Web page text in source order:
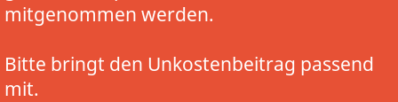
mitgenommen werden.
Bitte bringt den Unkostenbeitrag passend
mit.